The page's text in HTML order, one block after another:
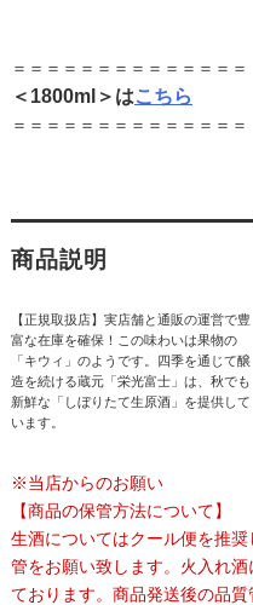
＝＝＝＝＝＝＝＝＝＝＝＝＝＝
＜1800ml＞はこちら
＝＝＝＝＝＝＝＝＝＝＝＝＝＝
商品説明
【正規取扱店】実店舗と通販の運営で豊
富な在庫を確保！この味わいは果物の
「キウィ」のようです。四季を通じて醸
造を続ける蔵元「栄光富士」は、秋でも
新鮮な「しぼりたて生原酒」を提供して
います。
※当店からのお願い
【商品の保管方法について】
生酒についてはクール便を推
管をお願い致します。火入れ
ております。商品発送後の品